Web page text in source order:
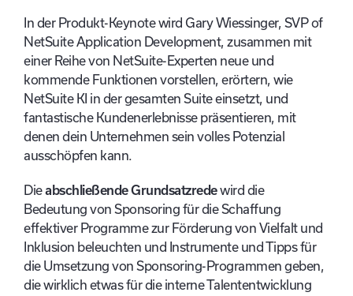
In der Produkt-Keynote wird Gary Wiessinger, SVP of
NetSuite Application Development, zusammen mit
einer Reihe von NetSuite-Experten neue und
kommende Funktionen vorstellen, erörtern, wie
NetSuite KI in der gesamten Suite einsetzt, und
fantastische Kundenerlebnisse präsentieren, mit
denen dein Unternehmen sein volles Potenzial
ausschöpfen kann.
Dieabschließende Grundsatzredewird die
Bedeutung von Sponsoring für die Schaffung
effektiver Programme zur Förderung von Vielfalt und
Inklusion beleuchten und Instrumente und Tipps für
die Umsetzung von Sponsoring-Programmen geben,
die wirklich etwas für die interne Talententwicklung